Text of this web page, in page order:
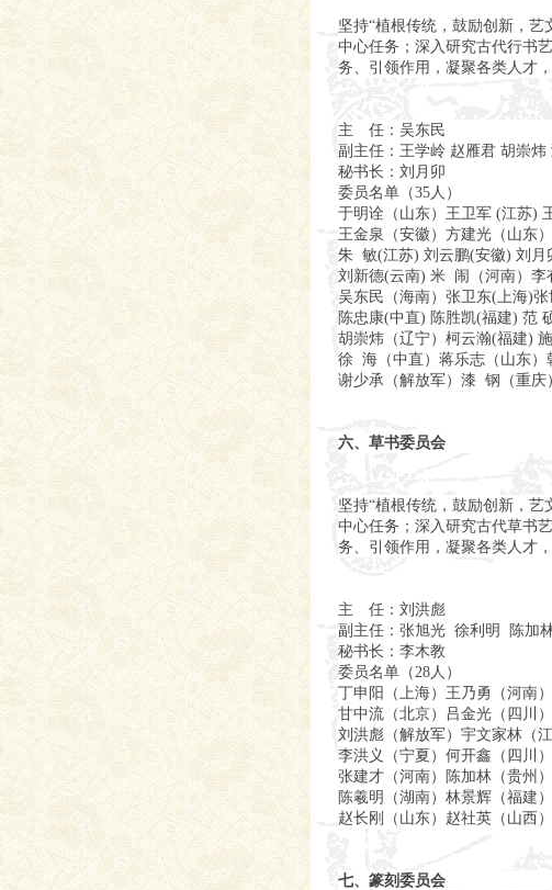
坚持“植根传统，鼓励创新，
中心任务；深入研究古代行书
务、引领作用，凝聚各类人才
主 任：吴东民
副主任：王学岭 赵雁君 胡崇炜
秘书长：刘月卯
委员名单（35人）
于明诠（山东）王卫军 (江苏)
王金泉（安徽）方建光（山东
朱 敏(江苏) 刘云鹏(安徽) 刘月
刘新德(云南) 米 闹（河南）李
吴东民（海南）张卫东(上海)
陈忠康(中直) 陈胜凯(福建) 范
胡崇炜（辽宁）柯云瀚(福建)
徐 海（中直）蒋乐志（山东）
谢少承（解放军）漆 钢（重庆
六、草书委员会
坚持“植根传统，鼓励创新，
中心任务；深入研究古代草书
务、引领作用，凝聚各类人才
主 任：刘洪彪
副主任：张旭光 徐利明 陈加
秘书长：李木教
委员名单（28人）
丁申阳（上海）王乃勇（河南
甘中流（北京）吕金光（四川
刘洪彪（解放军）宇文家林（
李洪义（宁夏）何开鑫（四川
张建才（河南）陈加林（贵州
陈羲明（湖南）林景辉（福建
赵长刚（山东）赵社英（山西
七、篆刻委员会